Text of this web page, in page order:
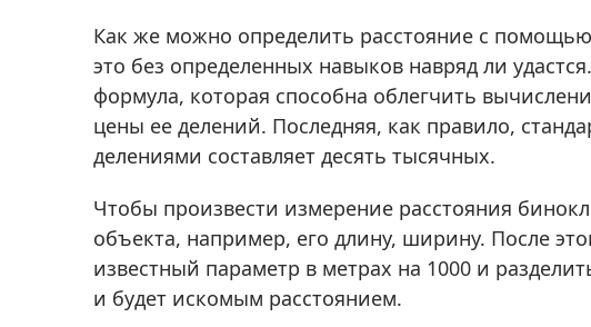
Оптика для детей Levenhuk LabZZ
Астропланетарии
Подарки
Акции
Как же можно определить расстояние с
это без определенных навыков навряд ли
формула, которая способна облегчить
цены ее делений. Последняя, как правило,
делениями составляет десять тысячных.
Чтобы произвести измерение расстояния
объекта, например, его длину, ширину. После
известный параметр в метрах на 1000 и
и будет искомым расстоянием.